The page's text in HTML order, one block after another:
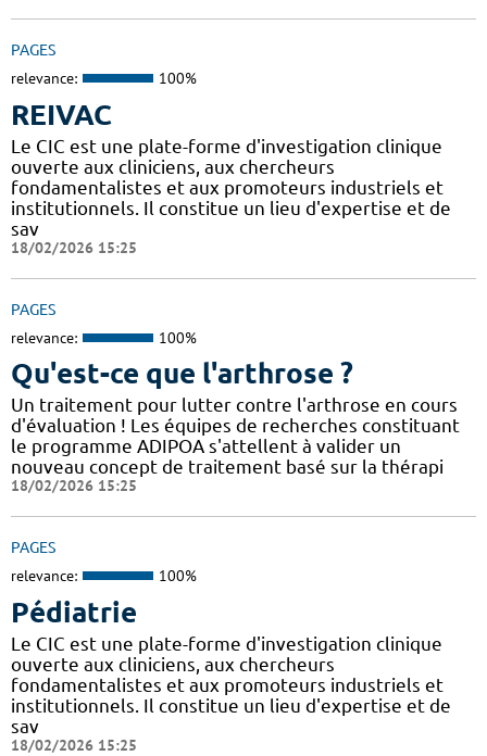
PAGES
relevance: 100%
REIVAC
Le CIC est une plate-forme d'investigation clinique
ouverte aux cliniciens, aux chercheurs
fondamentalistes et aux promoteurs industriels et
institutionnels. Il constitue un lieu d'expertise et de
sav
18/02/2026 15:25
PAGES
relevance: 100%
Qu'est-ce que l'arthrose ?
Un traitement pour lutter contre l'arthrose en cours
d'évaluation ! Les équipes de recherches constituant
le programme ADIPOA s'attellent à valider un
nouveau concept de traitement basé sur la thérapi
18/02/2026 15:25
PAGES
relevance: 100%
Pédiatrie
Le CIC est une plate-forme d'investigation clinique
ouverte aux cliniciens, aux chercheurs
fondamentalistes et aux promoteurs industriels et
institutionnels. Il constitue un lieu d'expertise et de
sav
18/02/2026 15:25